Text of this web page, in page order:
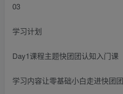
03
学习计划
Day1课程主题快团团认知入门课
学习内容让零基础小白走进快团